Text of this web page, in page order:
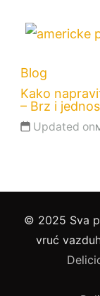
Blog
Kako
– Brz i
Updated on
© 2025 Sva
vruć